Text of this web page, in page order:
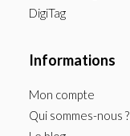
DigiTag
Informations
Mon compte
Qui sommes-nous ?